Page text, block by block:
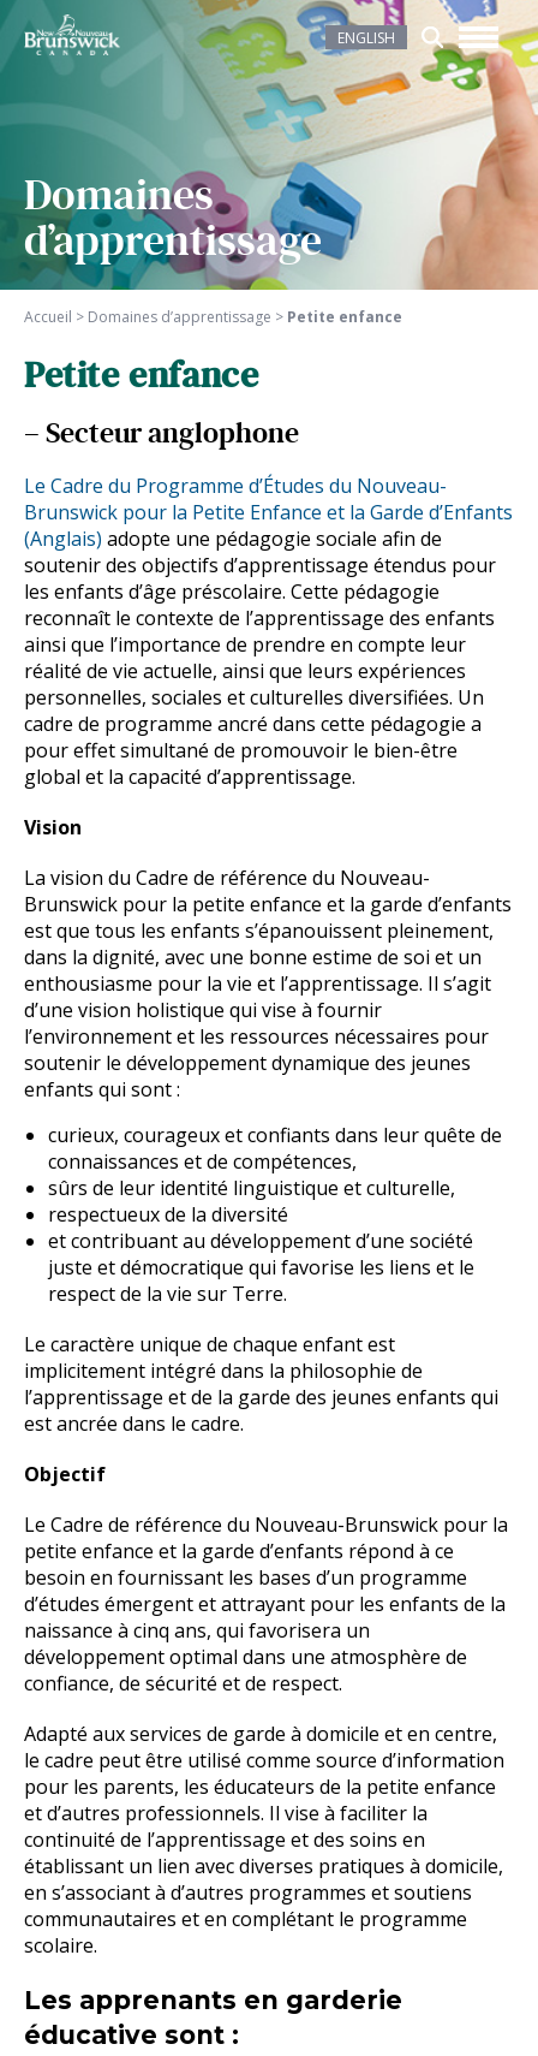
ENGLISH
Domaines
d’apprentissage
Accueil > Domaines d’apprentissage > Petite enfance
Petite enfance
– Secteur anglophone
Le Cadre du Programme d’Études du Nouveau-
Brunswick pour la Petite Enfance et la Garde d’Enfants
(Anglais) adopte une pédagogie sociale afin de
soutenir des objectifs d’apprentissage étendus pour
les enfants d’âge préscolaire. Cette pédagogie
reconnaît le contexte de l’apprentissage des enfants
ainsi que l’importance de prendre en compte leur
réalité de vie actuelle, ainsi que leurs expériences
personnelles, sociales et culturelles diversifiées. Un
cadre de programme ancré dans cette pédagogie a
pour effet simultané de promouvoir le bien-être
global et la capacité d’apprentissage.
Vision
La vision du Cadre de référence du Nouveau-
Brunswick pour la petite enfance et la garde d’enfants
est que tous les enfants s’épanouissent pleinement,
dans la dignité, avec une bonne estime de soi et un
enthousiasme pour la vie et l’apprentissage. Il s’agit
d’une vision holistique qui vise à fournir
l’environnement et les ressources nécessaires pour
soutenir le développement dynamique des jeunes
enfants qui sont :
curieux, courageux et confiants dans leur quête de
connaissances et de compétences,
sûrs de leur identité linguistique et culturelle,
respectueux de la diversité
et contribuant au développement d’une société
juste et démocratique qui favorise les liens et le
respect de la vie sur Terre.
Le caractère unique de chaque enfant est
implicitement intégré dans la philosophie de
l’apprentissage et de la garde des jeunes enfants qui
est ancrée dans le cadre.
Objectif
Le Cadre de référence du Nouveau-Brunswick pour la
petite enfance et la garde d’enfants répond à ce
besoin en fournissant les bases d’un programme
d’études émergent et attrayant pour les enfants de la
naissance à cinq ans, qui favorisera un
développement optimal dans une atmosphère de
confiance, de sécurité et de respect.
Adapté aux services de garde à domicile et en centre,
le cadre peut être utilisé comme source d’information
pour les parents, les éducateurs de la petite enfance
et d’autres professionnels. Il vise à faciliter la
continuité de l’apprentissage et des soins en
établissant un lien avec diverses pratiques à domicile,
en s’associant à d’autres programmes et soutiens
communautaires et en complétant le programme
scolaire.
Les apprenants en garderie
éducative sont :